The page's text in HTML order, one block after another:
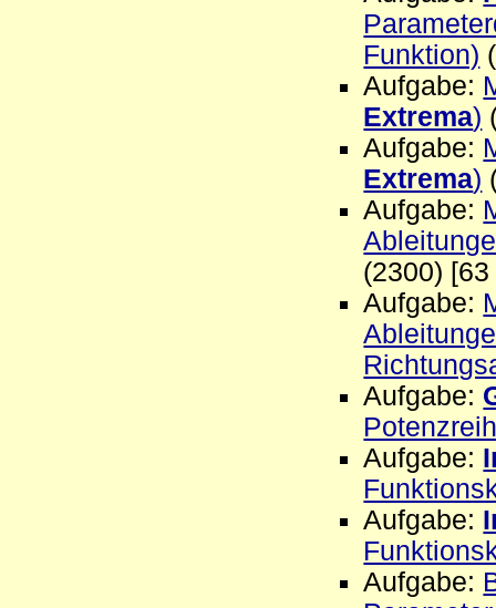
Funktion)
Aufgabe:
Extrema)
Aufgabe:
Extrema)
Aufgabe:
(2300)
Aufgabe:
Aufgabe:
Aufgabe:
Aufgabe:
Aufgabe: